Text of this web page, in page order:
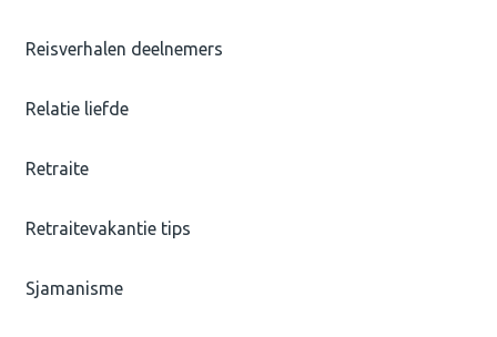
Reisverhalen deelnemers
Relatie liefde
Retraite
Retraitevakantie tips
Sjamanisme